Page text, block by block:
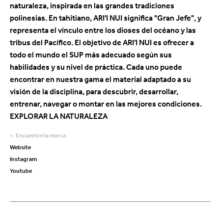
naturaleza, inspirada en las grandes tradiciones
polinesias. En tahitiano, ARI'I NUI significa "Gran Jefe", y
representa el vínculo entre los dioses del océano y las
tribus del Pacífico. El objetivo de ARI'I NUI es ofrecer a
todo el mundo el SUP más adecuado según sus
habilidades y su nivel de práctica. Cada uno puede
encontrar en nuestra gama el material adaptado a su
visión de la disciplina, para descubrir, desarrollar,
entrenar, navegar o montar en las mejores condiciones.
EXPLORAR LA NATURALEZA
Encuentre la marca
Website
Instagram
Youtube